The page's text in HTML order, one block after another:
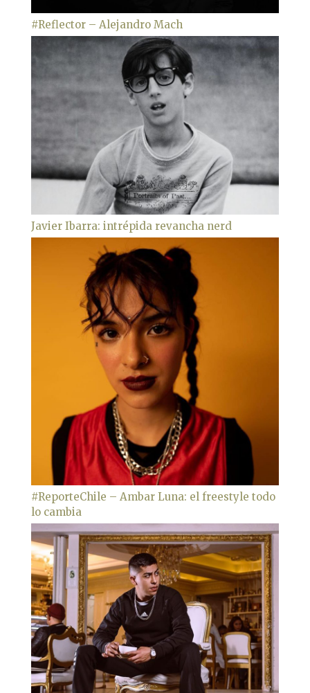
#Reflector – Alejandro Mach
Javier Ibarra: intrépida revancha nerd
#ReporteChile – Ambar Luna: el freestyle todo
lo cambia